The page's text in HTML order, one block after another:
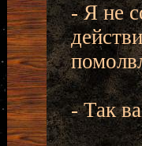
- Я не
- Так